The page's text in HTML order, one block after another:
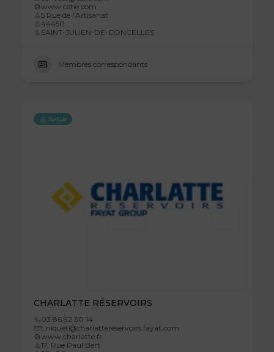
www.cetie.com
5 Rue de l'Artisanat
44450
SAINT-JULIEN-DE-CONCELLES
Membres correspondants
Badge
CHARLATTE RÉSERVOIRS
03 86 92 30 14
t.niquet@charlattereservoirs.fayat.com
www.charlatte.fr
17, Rue Paul Bert